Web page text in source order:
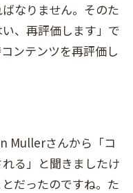
なりません。そのた
、再評価します」で
ンテンツを再評価し
Mullerさんから「コ
る」と聞きましたけ
だったのですね。た